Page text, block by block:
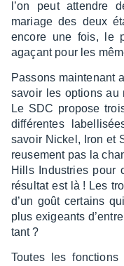
l’on peut attendre
mariage des deux
encore une fois, le
agaçant pour les
Passons main­te­nant
savoir les options au
Le SDC propose
diffé­rentes
savoir Nickel, Iron et
reu­se­ment pas la
Hills Indus­tries pour
résul­tat est là ! Les
d’un goût certains
plus exigeants
tant ?
Toutes les